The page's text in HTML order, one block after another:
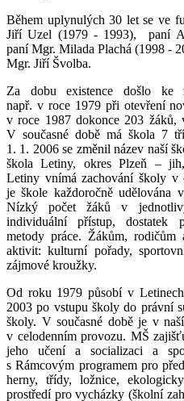
Během uplynulých 30 let se ve
Jiří Uzel (1979 - 1993), paní
paní Mgr. Milada Plachá (1998 -
Mgr. Jiří Švolba.
Za dobu existence došlo ke
např. v roce 1979 při otevření
v roce 1987 dokonce 203 žáků,
V současné době má škola 7
1. 1. 2006 se změnil název naší
škola Letiny, okres Plzeň –
Letiny vnímá zachování školy
je škole každoročně udělována
Nízký počet žáků v
individuální přístup, dostatek
metody práce. Žákům,
aktivit: kulturní pořady,
zájmové kroužky.
Od roku 1979 působí v
2003 po vstupu školy do právní
školy. V současné době je v
v celodenním provozu. MŠ
jeho učení a socializaci a
s Rámcovým programem pro
herny, třídy, ložnice,
prostředí pro vycházky (školní